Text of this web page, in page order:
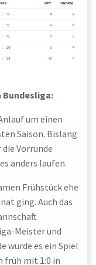
um einen
Saison. Bislang
Vorrunde
anders laufen.
Frühstück ehe
ging. Auch das
Meister und
wurde es ein Spiel
früh mit 1:0 in